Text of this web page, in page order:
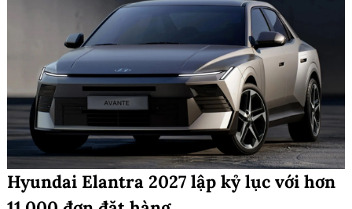
Hyundai Elantra 2027 lập kỷ lục với hơn